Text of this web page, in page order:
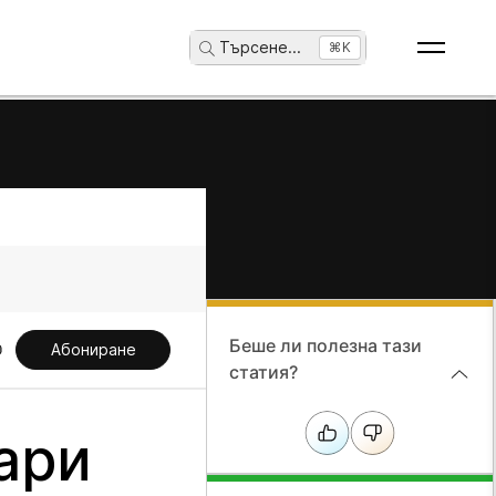
Търсене... ⌘K
Абониране
Беше ли полезна тази
статия?